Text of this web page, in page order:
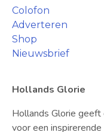
Colofon
Adverteren
Shop
Nieuwsbrief
Hollands Glorie
Hollands Glorie geeft
voor een